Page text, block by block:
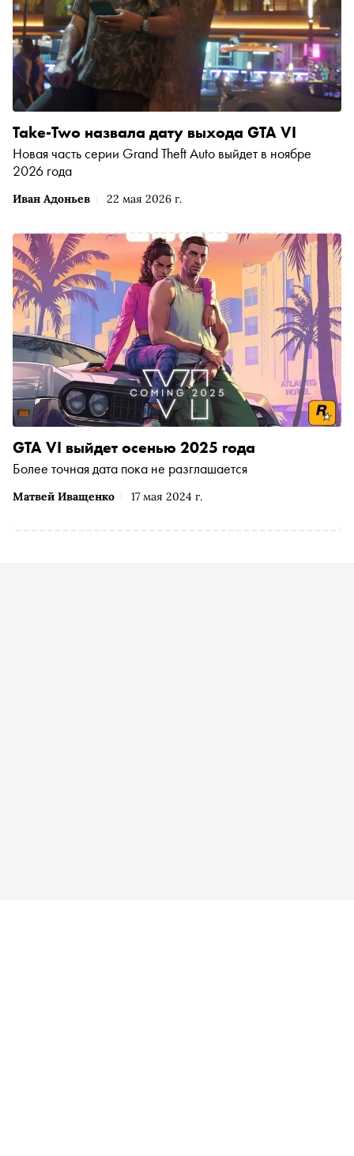
Иван Адоньев 22 мая 2026 г.
Take-Two назвала дату выхода GTA VI
Новая часть серии Grand Theft Auto выйдет в ноябре
2026 года
Матвей Иващенко 17 мая 2024 г.
GTA VI выйдет осенью 2025 года
Более точная дата пока не разглашается